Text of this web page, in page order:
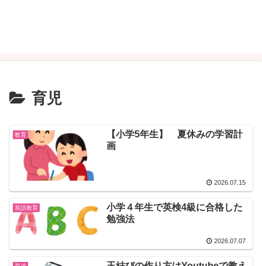
育児
教育
【小学5年生】 夏休みの学習計
画
2026.07.15
英語教育
小学４年生で英検4級に合格した
勉強法
2026.07.07